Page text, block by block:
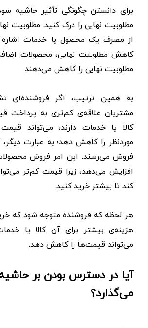
برای دانستن چگونگی تأثیر حاشیه
مطلوبیت نهایی را درک کنید. مطلوبیت
از مصرف یک محصول یا خدمات اشاره
کاهش مطلوبیت نهایی، محصولات
مطلوبیت نهایی را کاهش می‌دهند.
به همین ترتیب، اگر
مشتریان علاقه‌ی کم‌تری به پرداخت
کالا یا خدمات دارند، می‌تواند
موردنظر را کاهش دهد؛ به عبارت دیگر،
فروش می‌رسند. این امر فروش محصولات
افزایش می‌دهد، زیرا قیمت کم‌تر
کند تا بیشتر خرید کنید.
هر لحظه‌ که فروشنده متوجه شود که
هزینه‌ی بیشتر برای آن کالا یا
می‌تواند قیمت‌ها را کاهش دهد.
آیا در‌ دسترس ‌بودن بر
می‌گذارد؟